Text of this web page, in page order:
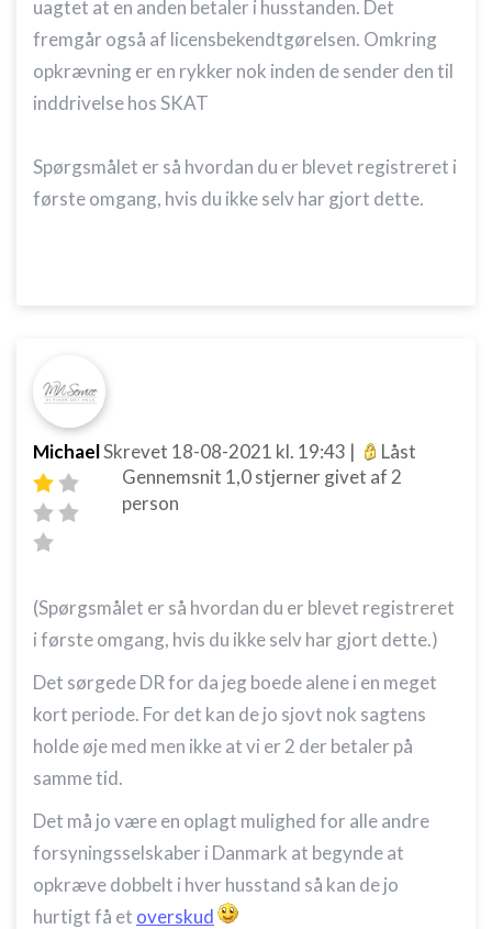
uagtet at en anden betaler i husstanden. Det
fremgår også af licensbekendtgørelsen. Omkring
opkrævning er en rykker nok inden de sender den til
inddrivelse hos SKAT
Spørgsmålet er så hvordan du er blevet registreret i
første omgang, hvis du ikke selv har gjort dette.
MichaelSkrevet 18-08-2021 kl. 19:43 |
Låst
Gennemsnit 1,0stjerner givet af 2
person
(Spørgsmålet er så hvordan du er blevet registreret
i første omgang, hvis du ikke selv har gjort dette.)
Det sørgede DR for da jeg boede alene i en meget
kort periode. For det kan de jo sjovt nok sagtens
holde øje med men ikke at vi er 2 der betaler på
samme tid.
Det må jo være en oplagt mulighed for alle andre
forsyningsselskaber i Danmark at begynde at
opkræve dobbelt i hver husstand så kan de jo
hurtigt få et overskud